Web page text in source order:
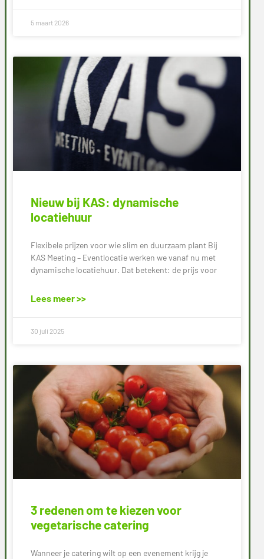
5 maart 2026
Nieuw bij KAS: dynamische
locatiehuur
Flexibele prijzen voor wie slim en duurzaam plant Bij
KAS Meeting – Eventlocatie werken we vanaf nu met
dynamische locatiehuur. Dat betekent: de prijs voor
Lees meer >>
30 juli 2025
3 redenen om te kiezen voor
vegetarische catering
Wanneer je catering wilt op een evenement krijg je